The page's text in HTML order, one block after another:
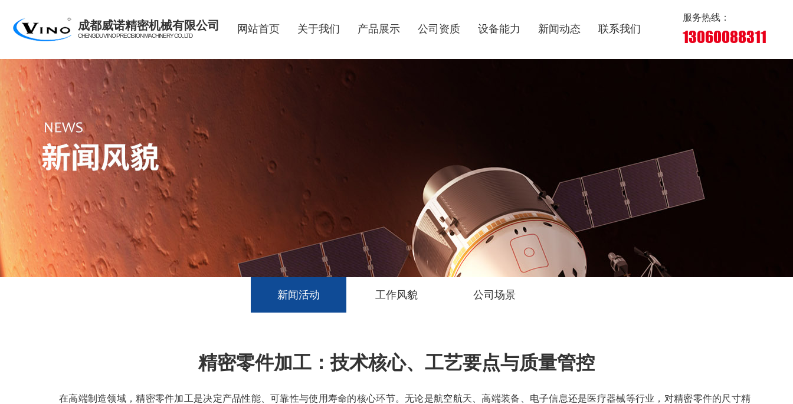
成都威诺精密机械有限公司
CHENGDU VINO PRECISION MACHINERY CO.,LTD
网站首页 关于我们 产品展示 公司资质 设备能力 新闻动态 联系我们
服务热线：
13060088311
新闻活动 工作风貌 公司场景
精密零件加工：技术核心、工艺要点与质量管控
在高端制造领域，精密零件加工是决定产品性能、可靠性与使用寿命的核心环节。无论是航空航天、高端装备、电子信息还是医疗器械等行业，对精密零件的尺寸精